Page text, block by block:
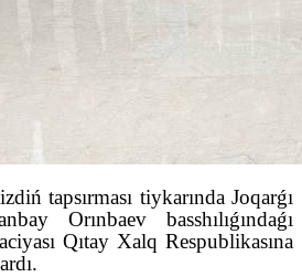
tapsırması tiykarında Joqarǵı
Orınbaev basshılıǵındaǵı
Qıtay Xalq Respublikasına